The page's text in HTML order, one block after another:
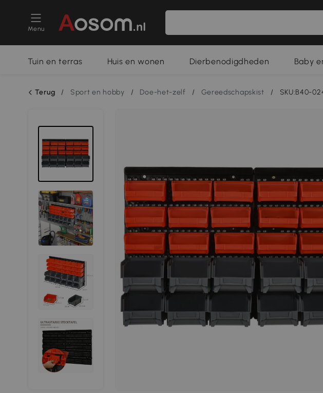
Menu
Tuin en terras Huis en wonen Dierbenodigdheden Baby
Terug / Sport en hobby / Doe-het-zelf / Gereedschapskist / SKU:B40-